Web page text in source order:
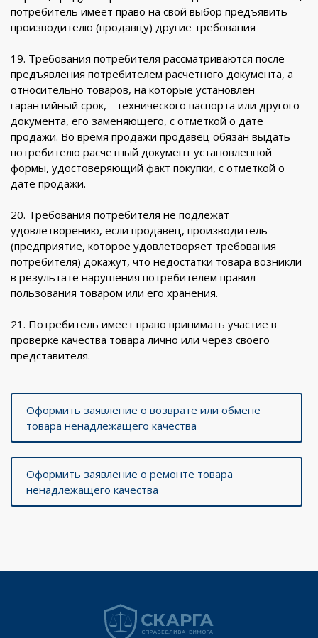
потребитель имеет право на свой выбор предъявить
производителю (продавцу) другие требования
19. Требования потребителя рассматриваются после
предъявления потребителем расчетного документа, а
относительно товаров, на которые установлен
гарантийный срок, - технического паспорта или другого
документа, его заменяющего, с отметкой о дате
продажи. Во время продажи продавец обязан выдать
потребителю расчетный документ установленной
формы, удостоверяющий факт покупки, с отметкой о
дате продажи.
20. Требования потребителя не подлежат
удовлетворению, если продавец, производитель
(предприятие, которое удовлетворяет требования
потребителя) докажут, что недостатки товара возникли
в результате нарушения потребителем правил
пользования товаром или его хранения.
21. Потребитель имеет право принимать участие в
проверке качества товара лично или через своего
представителя.
Оформить заявление о возврате или обмене
товара ненадлежащего качества
Оформить заявление о ремонте товара
ненадлежащего качества